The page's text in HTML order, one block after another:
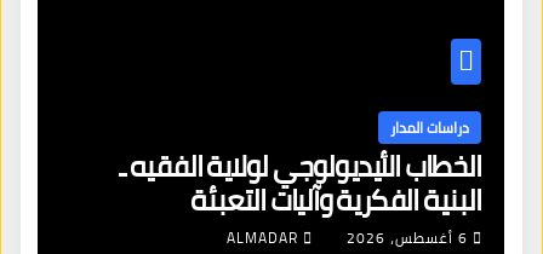
دراسات المدار
الخطاب الأيديولوجي لولاية الفقيه ـ
البنية الفكرية وآليات التعبئة
6 أغسطس، 2026 ALMADAR